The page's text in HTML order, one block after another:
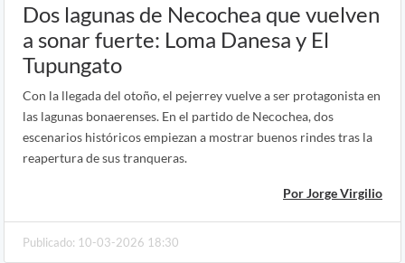
Dos lagunas de Necochea que vuelven
a sonar fuerte: Loma Danesa y El
Tupungato
Con la llegada del otoño, el pejerrey vuelve a ser protagonista en
las lagunas bonaerenses. En el partido de Necochea, dos
escenarios históricos empiezan a mostrar buenos rindes tras la
reapertura de sus tranqueras.
Por Jorge Virgilio
Publicado: 10-03-2026 18:30